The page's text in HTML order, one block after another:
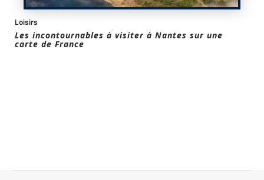
Loisirs
Les incontournables à visiter à Nantes sur une
carte de France